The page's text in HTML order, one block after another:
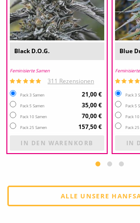
Black D.O.G.
Feminisierte Samen
311 Rezensionen
Pack 3 Samen 21,00 €
Pack 5 Samen 35,00 €
Pack 10 Samen 70,00 €
Pack 25 Samen
157,50 €
IN DEN WARENKORB
Blue
Pack 3
Pack 5
Pack 10
Pack 25
IN
ALLE UNSERE